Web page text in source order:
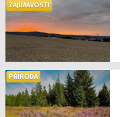
ZAJÍMAVOSTI
PŘÍRODA